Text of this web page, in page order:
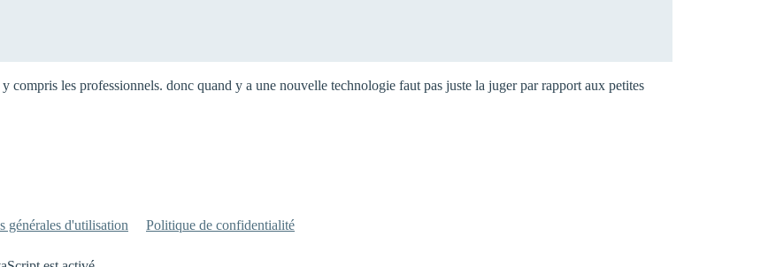
compris les professionnels. donc quand y a une nouvelle technologie faut pas juste la juger par rapport aux petites
générales d'utilisation Politique de confidentialité